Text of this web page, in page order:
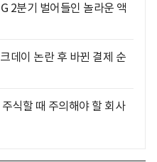
2분기 벌어들인 놀라운 액
데이 논란 후 바뀐 결제 순
식할 때 주의해야 할 회사